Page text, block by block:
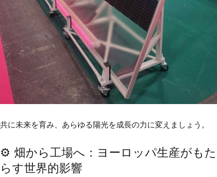
共に未来を育み、あらゆる陽光を成長の力に変えましょう。
⚙️ 畑から工場へ：ヨーロッパ生産がもた
らす世界的影響